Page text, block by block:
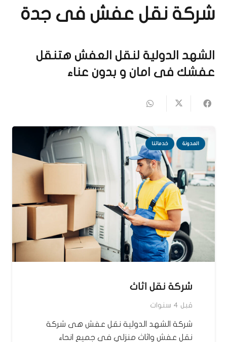
شركة نقل عفش فى جدة
الشهد الدولية لنقل العفش هتنقل
عفشك فى امان و بدون عناء
المدونة خدماتنا
شركة نقل اثاث
قبل 4 سنوات
شركة الشهد الدولية نقل عفش هى شركة
نقل عفش واثاث منزلي فى جميع انحاء